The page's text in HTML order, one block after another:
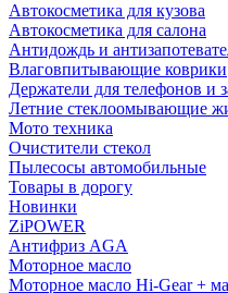
Автокосметика для кузова
Автокосметика для салона
Антидождь и
Влаговпитывающие коврики
Держатели для телефонов и
Летние стеклоомывающие
Мото техника
Очистители стекол
Пылесосы автомобильные
Товары в дорогу
Новинки
ZiPOWER
Антифриз AGA
Моторное масло
Моторное масло Hi-Gear +